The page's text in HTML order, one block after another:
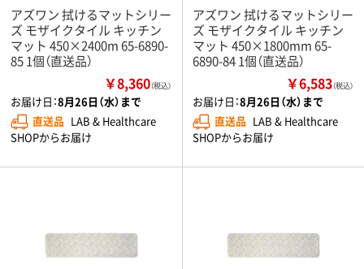
アズワン 拭けるマットシリー
ズ モザイクタイル キッチン
マット 450×2400m 65-6890-
85 1個（直送品）
￥8,360（税込）
お届け日：8月26日（水）まで
直送品 LAB & Healthcare
SHOPからお届け
アズワン 拭けるマットシリー
ズ モザイクタイル キッチン
マット 450×1800mm 65-
6890-84 1個（直送品）
￥6,583（税込）
お届け日：8月26日（水）まで
直送品 LAB & Healthcare
SHOPからお届け